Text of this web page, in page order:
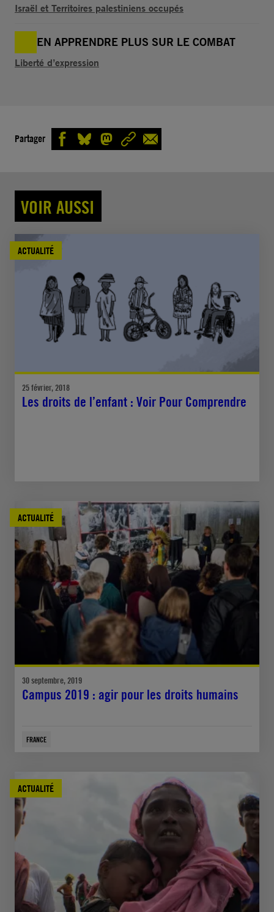
Israël et Territoires palestiniens occupés
EN APPRENDRE PLUS SUR LE COMBAT
Liberté d’expression
Partager
VOIR AUSSI
ACTUALITÉ
25 février, 2018
Les droits de l’enfant : Voir Pour Comprendre
ACTUALITÉ
30 septembre, 2019
Campus 2019 : agir pour les droits humains
FRANCE
ACTUALITÉ